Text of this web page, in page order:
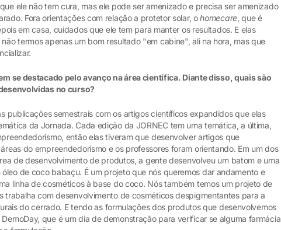
ele não tem cura, mas ele pode ser amenizado e precisa ser amenizado
Fora orientações com relação a protetor solar, ohomecare, que é
em casa, cuidados que ele tem para manter os resultados. E elas
termos apenas um bom resultado "em cabine", ali na hora, mas que
se destacado pelo avanço na área científica. Diante disso, quais são
no curso?
publicações semestrais com os artigos científicos expandidos que elas
da Jornada. Cada edição da JORNEC tem uma temática, a última,
então elas tiveram que desenvolver artigos que
do empreendedorismo e os professores foram orientando. Em um dos
de desenvolvimento de produtos, a gente desenvolveu um batom e uma
de coco babaçu. É um projeto que nós queremos dar andamento e
linha de cosméticos à base do coco. Nós também temos um projeto de
trabalha com desenvolvimento de cosméticos despigmentantes para a
do cerrado. E tendo as formulações dos produtos que desenvolvemos
que é um dia de demonstração para verificar se alguma farmácia